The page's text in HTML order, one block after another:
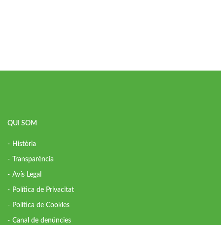
QUI SOM
Història
Transparència
Avís Legal
Política de Privacitat
Política de Cookies
Canal de denúncies